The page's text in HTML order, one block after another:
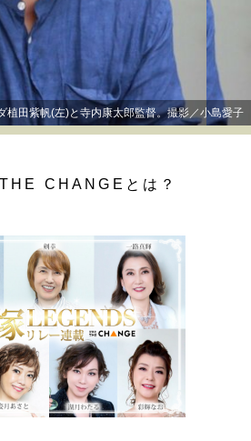
植田紫帆(左)と寺内康太郎監督。撮影／小島愛子
CHANGEとは？